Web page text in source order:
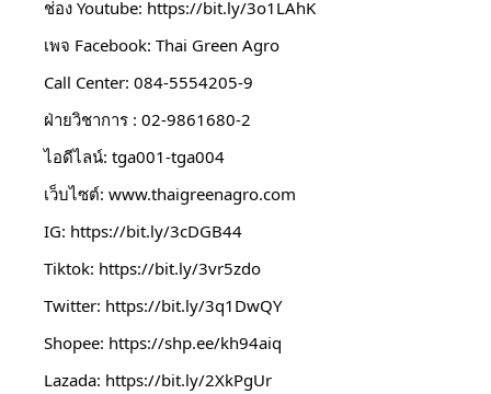
ช่อง Youtube: https://bit.ly/3o1LAhK
เพจ Facebook: Thai Green Agro
Call Center: 084-5554205-9
ฝ่ายวิชาการ : 02-9861680-2
ไอดีไลน์: tga001-tga004
เว็บไซต์: www.thaigreenagro.com
IG: https://bit.ly/3cDGB44
Tiktok: https://bit.ly/3vr5zdo
Twitter: https://bit.ly/3q1DwQY
Shopee: https://shp.ee/kh94aiq
Lazada: https://bit.ly/2XkPgUr